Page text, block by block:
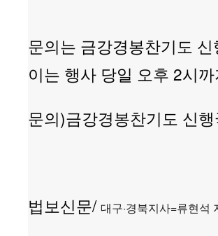
문의는 금강경봉찬기도
이는 행사 당일 오후 2시
문의)금강경봉찬기도 신
법보신문/ 대구·경북지사=류현석